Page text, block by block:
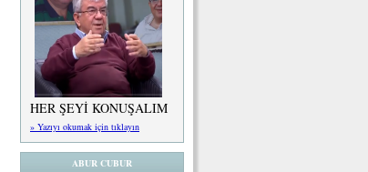
HER ŞEYİ KONUŞALIM
» Yazıyı okumak için tıklayın
ABUR CUBUR